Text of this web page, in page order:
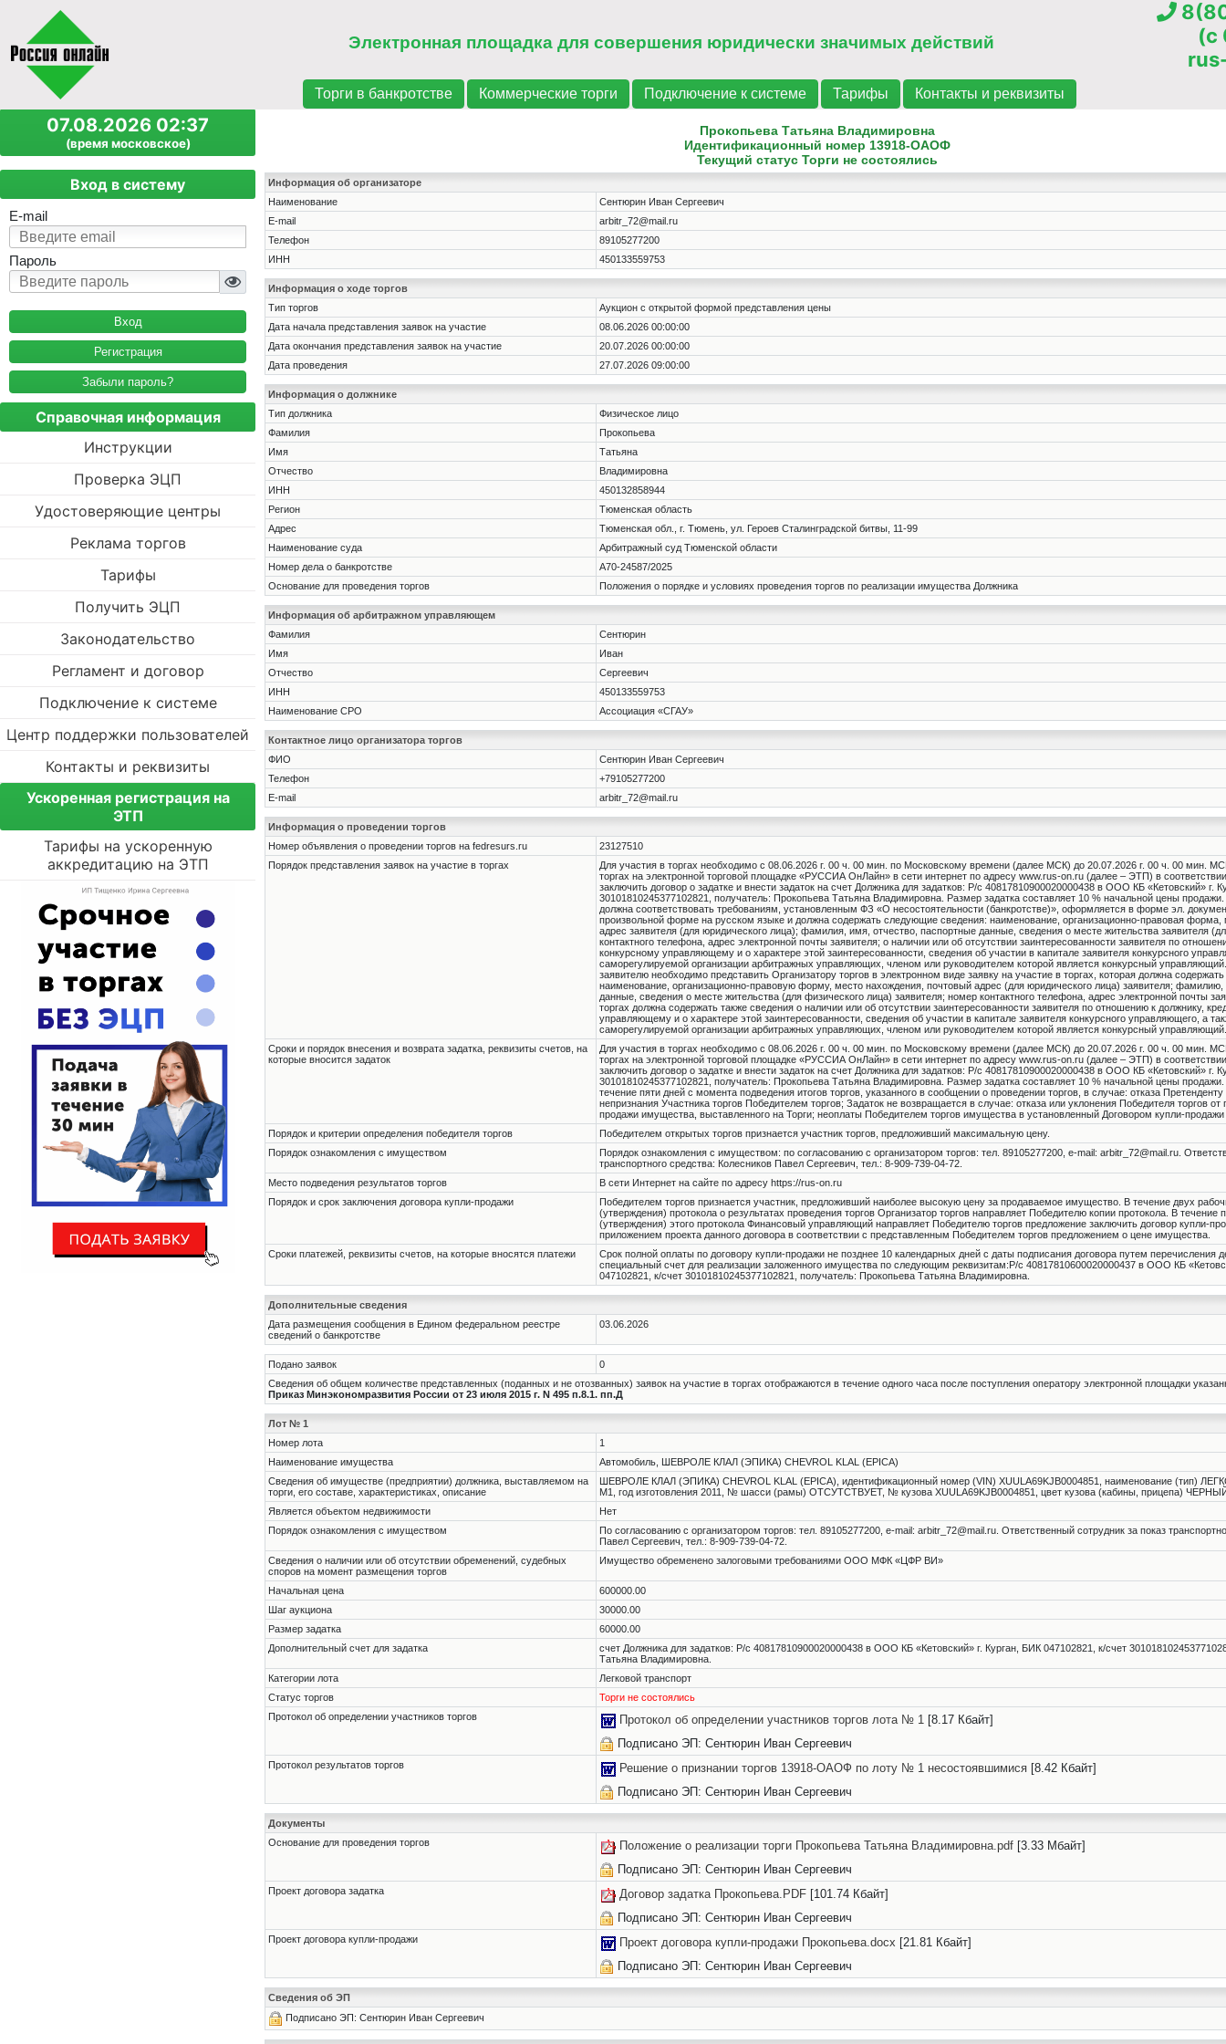
Электронная площадка для совершения юридически значимых действий
(c
Торги в банкротстве Коммерческие торги Подключение к системе Тарифы Контакты и реквизиты
07.08.2026 02:37
(время московское)
Вход в систему
E-mail
Пароль
Регистрация
Забыли пароль?
Справочная информация
Инструкции
Проверка ЭЦП
Удостоверяющие центры
Реклама торгов
Тарифы
Получить ЭЦП
Законодательство
Регламент и договор
Подключение к системе
Центр поддержки пользователей
Контакты и реквизиты
Ускоренная регистрация на
ЭТП
Тарифы на ускоренную
аккредитацию на ЭТП
Прокопьева Татьяна Владимировна
Идентификационный номер 13918-ОАОФ
Текущий статус Торги не состоялись
Информация об организаторе
Наименование
Сентюрин Иван Сергеевич
E-mail
arbitr_72@mail.ru
Телефон
89105277200
ИНН
450133559753
Информация о ходе торгов
Тип торгов
Аукцион с открытой формой представления цены
Дата начала представления заявок на участие
08.06.2026 00:00:00
Дата окончания представления заявок на участие
20.07.2026 00:00:00
Дата проведения
27.07.2026 09:00:00
Информация о должнике
Тип должника
Физическое лицо
Фамилия
Прокопьева
Имя
Татьяна
Отчество
Владимировна
ИНН
450132858944
Регион
Тюменская область
Адрес
Тюменская обл., г. Тюмень, ул. Героев Сталинградской битвы, 11-99
Наименование суда
Арбитражный суд Тюменской области
Номер дела о банкротстве
А70-24587/2025
Основание для проведения торгов
Положения о порядке и условиях проведения торгов по реализации имущества Должника
Информация об арбитражном управляющем
Фамилия
Сентюрин
Имя
Иван
Отчество
Сергеевич
ИНН
450133559753
Наименование СРО
Ассоциация «СГАУ»
Контактное лицо организатора торгов
ФИО
Сентюрин Иван Сергеевич
Телефон
+79105277200
E-mail
arbitr_72@mail.ru
Информация о проведении торгов
Номер объявления о проведении торгов на fedresurs.ru
23127510
Порядок представления заявок на участие в торгах
Для участия в торгах необходимо с 08.06.2026 г. 00 ч. 00 мин. по Московскому времени (далее МСК) до 20.07.2026 г. 00 ч. 00 мин.
торгах на электронной торговой площадке «РУССИА ОнЛайн» в сети интернет по адресу www.rus-on.ru (далее – ЭТП) в
заключить договор о задатке и внести задаток на счет Должника для задатков: Р/с 40817810900020000438 в ООО КБ «Кетовский» г.
30101810245377102821, получатель: Прокопьева Татьяна Владимировна. Размер задатка составляет 10 % начальной цены продажи.
должна соответствовать требованиям, установленным ФЗ «О несостоятельности (банкротстве)», оформляется в форме эл.
произвольной форме на русском языке и должна содержать следующие сведения: наименование, организационно-правовая форма,
адрес заявителя (для юридического лица); фамилия, имя, отчество, паспортные данные, сведения о месте жительства заявителя
контактного телефона, адрес электронной почты заявителя; о наличии или об отсутствии заинтересованности заявителя по
конкурсному управляющему и о характере этой заинтересованности, сведения об участии в капитале заявителя конкурсного
саморегулируемой организации арбитражных управляющих, членом или руководителем которой является конкурсный
заявителю необходимо представить Организатору торгов в электронном виде заявку на участие в торгах, которая должна
наименование, организационно-правовую форму, место нахождения, почтовый адрес (для юридического лица) заявителя;
данные, сведения о месте жительства (для физического лица) заявителя; номер контактного телефона, адрес электронной почты
торгах должна содержать также сведения о наличии или об отсутствии заинтересованности заявителя по отношению к должнику,
управляющему и о характере этой заинтересованности, сведения об участии в капитале заявителя конкурсного управляющего, а
саморегулируемой организации арбитражных управляющих, членом или руководителем которой является конкурсный управляющий.
Сроки и порядок внесения и возврата задатка, реквизиты счетов, на
которые вносится задаток
Для участия в торгах необходимо с 08.06.2026 г. 00 ч. 00 мин. по Московскому времени (далее МСК) до 20.07.2026 г. 00 ч. 00 мин.
торгах на электронной торговой площадке «РУССИА ОнЛайн» в сети интернет по адресу www.rus-on.ru (далее – ЭТП) в
заключить договор о задатке и внести задаток на счет Должника для задатков: Р/с 40817810900020000438 в ООО КБ «Кетовский» г.
30101810245377102821, получатель: Прокопьева Татьяна Владимировна. Размер задатка составляет 10 % начальной цены
течение пяти дней с момента подведения итогов торгов, указанного в сообщении о проведении торгов, в случае: отказа Претенденту
непризнания Участника торгов Победителем торгов; Задаток не возвращается в случае: отказа или уклонения Победителя торгов от
продажи имущества, выставленного на Торги; неоплаты Победителем торгов имущества в установленный Договором купли-продажи
Порядок и критерии определения победителя торгов
Победителем открытых торгов признается участник торгов, предложивший максимальную цену.
Порядок ознакомления с имуществом
Порядок ознакомления с имуществом: по согласованию с организатором торгов: тел. 89105277200, e-mail: arbitr_72@mail.ru.
транспортного средства: Колесников Павел Сергеевич, тел.: 8-909-739-04-72.
Место подведения результатов торгов
В сети Интернет на сайте по адресу https://rus-on.ru
Порядок и срок заключения договора купли-продажи
Победителем торгов признается участник, предложивший наиболее высокую цену за продаваемое имущество. В течение двух
(утверждения) протокола о результатах проведения торгов Организатор торгов направляет Победителю копии протокола. В течение
(утверждения) этого протокола Финансовый управляющий направляет Победителю торгов предложение заключить договор купли-
приложением проекта данного договора в соответствии с представленным Победителем торгов предложением о цене имущества.
Сроки платежей, реквизиты счетов, на которые вносятся платежи
Срок полной оплаты по договору купли-продажи не позднее 10 календарных дней с даты подписания договора путем перечисления
специальный счет для реализации заложенного имущества по следующим реквизитам:Р/с 40817810600020000437 в ООО КБ
047102821, к/счет 30101810245377102821, получатель: Прокопьева Татьяна Владимировна.
Дополнительные сведения
Дата размещения сообщения в Едином федеральном реестре
сведений о банкротстве
03.06.2026
Подано заявок
0
Сведения об общем количестве представленных (поданных и не отозванных) заявок на участие в торгах отображаются в течение одного часа после поступления оператору электронной площадки
Приказ Минэкономразвития России от 23 июля 2015 г. N 495 п.8.1. пп.Д
Лот № 1
Номер лота
1
Наименование имущества
Автомобиль, ШЕВРОЛЕ КЛАЛ (ЭПИКА) CHEVROL KLAL (EPICA)
Cведения об имуществе (предприятии) должника, выставляемом на
торги, его составе, характеристиках, описание
ШЕВРОЛЕ КЛАЛ (ЭПИКА) CHEVROL KLAL (EPICA), идентификационный номер (VIN) XUULA69KJB0004851, наименование (тип)
М1, год изготовления 2011, № шасси (рамы) ОТСУТСТВУЕТ, № кузова XUULA69KJB0004851, цвет кузова (кабины, прицепа)
Является объектом недвижимости
Нет
Порядок ознакомления с имуществом
По согласованию с организатором торгов: тел. 89105277200, e-mail: arbitr_72@mail.ru. Ответственный сотрудник за показ
Павел Сергеевич, тел.: 8-909-739-04-72.
Cведения о наличии или об отсутствии обременений, судебных
споров на момент размещения торгов
Имущество обременено залоговыми требованиями ООО МФК «ЦФР ВИ»
Начальная цена
600000.00
Шаг аукциона
30000.00
Размер задатка
60000.00
Дополнительный счет для задатка
счет Должника для задатков: Р/с 40817810900020000438 в ООО КБ «Кетовский» г. Курган, БИК 047102821, к/счет
Татьяна Владимировна.
Категории лота
Легковой транспорт
Статус торгов
Торги не состоялись
Протокол об определении участников торгов
Протокол об определении участников торгов лота № 1 [8.17 Кбайт]
Подписано ЭП: Сентюрин Иван Сергеевич
Протокол результатов торгов Решение о признании торгов 13918-ОАОФ по лоту № 1 несостоявшимися [8.42 Кбайт]
Подписано ЭП: Сентюрин Иван Сергеевич
Документы
Основание для проведения торгов
Положение о реализации торги Прокопьева Татьяна Владимировна.pdf [3.33 Мбайт]
Подписано ЭП: Сентюрин Иван Сергеевич
Проект договора задатка Договор задатка Прокопьева.PDF [101.74 Кбайт]
Подписано ЭП: Сентюрин Иван Сергеевич
Проект договора купли-продажи Проект договора купли-продажи Прокопьева.docx [21.81 Кбайт]
Подписано ЭП: Сентюрин Иван Сергеевич
Сведения об ЭП
Подписано ЭП: Сентюрин Иван Сергеевич